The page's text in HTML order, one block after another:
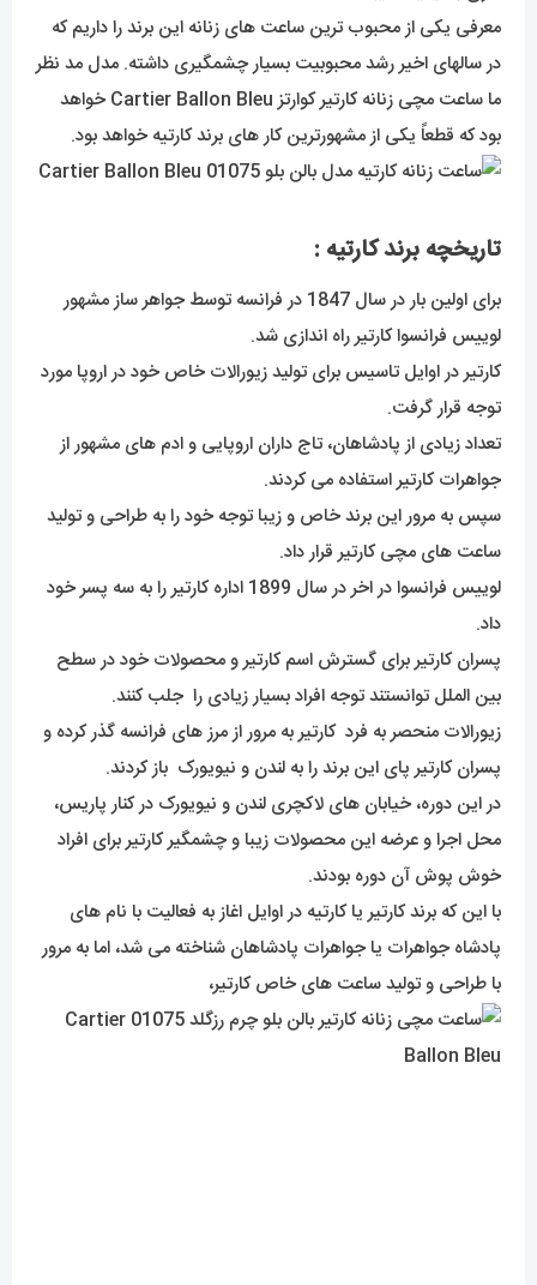
معرفی یکی از محبوب ترین ساعت های زنانه این برند را داریم که
در سالهای اخیر رشد محبوبیت بسیار چشمگیری داشته. مدل مد نظر
ما ساعت مچی زنانه کارتیر کوارتز Cartier Ballon Bleu خواهد
بود که قطعاً یکی از مشهورترین کار های برند کارتیه خواهد بود.
تاریخچه برند کارتیه :
برای اولین بار در سال 1847 در فرانسه توسط جواهر ساز مشهور
لوییس فرانسوا کارتیر راه اندازی شد.
کارتیر در اوایل تاسیس برای تولید زیورالات خاص خود در اروپا مورد
توجه قرار گرفت.
تعداد زیادی از پادشاهان، تاج داران اروپایی و ادم های مشهور از
جواهرات کارتیر استفاده می کردند.
سپس به مرور این برند خاص و زیبا توجه خود را به طراحی و تولید
ساعت های مچی کارتیر قرار داد.
لوییس فرانسوا در اخر در سال 1899 اداره کارتیر را به سه پسر خود
داد.
پسران کارتیر برای گسترش اسم کارتیر و محصولات خود در سطح
بین الملل توانستند توجه افراد بسیار زیادی را جلب کنند.
زیورالات منحصر به فرد کارتیر به مرور از مرز های فرانسه گذر کرده و
پسران کارتیر پای این برند را به لندن و نیویورک باز کردند.
در این دوره، خیابان های لاکچری لندن و نیویورک در کنار پاریس،
محل اجرا و عرضه این محصولات زیبا و چشمگیر کارتیر برای افراد
خوش پوش آن دوره بودند.
با این که برند کارتیر یا کارتیه در اوایل اغاز به فعالیت با نام های
پادشاه جواهرات یا جواهرات پادشاهان شناخته می شد، اما به مرور
با طراحی و تولید ساعت های خاص کارتیر،